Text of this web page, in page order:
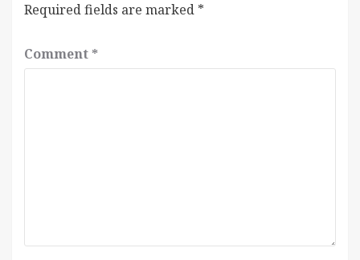
Required fields are marked *
Comment *